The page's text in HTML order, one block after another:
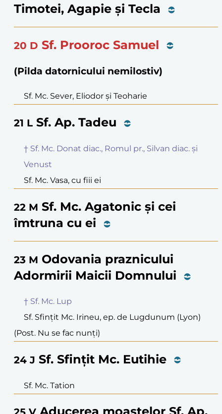
Timotei, Agapie și Tecla
20 D Sf. Prooroc Samuel
(Pilda datornicului nemilostiv)
Sf. Mc. Sever, Eliodor și Teoharie
21 L Sf. Ap. Tadeu
† Sf. Mc. Donat diac., Romul pr., Silvan diac. și
Venust
Sf. Mc. Vasa, cu fiii ei
22 M Sf. Mc. Agatonic și cei
îmtruna cu ei
23 M Odovania praznicului
Adormirii Maicii Domnului
† Sf. Mc. Lup
Sf. Sfințit Mc. Irineu, ep. de Lugdunum (Lyon)
(Post. Nu se fac nunți)
24 J Sf. Sfințit Mc. Eutihie
Sf. Mc. Tation